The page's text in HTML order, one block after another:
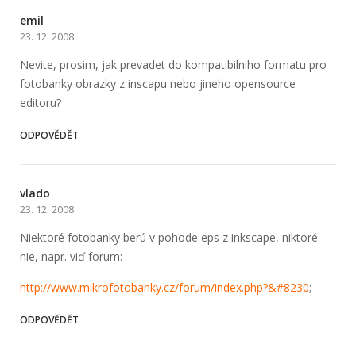
emil
23. 12. 2008
Nevite, prosim, jak prevadet do kompatibilniho formatu pro
fotobanky obrazky z inscapu nebo jineho opensource
editoru?
ODPOVĚDĚT
vlado
23. 12. 2008
Niektoré fotobanky berú v pohode eps z inkscape, niktoré
nie, napr. viď forum:
http://www.mi­krofotobanky.cz/fo­rum/index.php?&#8230;
ODPOVĚDĚT